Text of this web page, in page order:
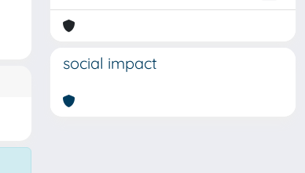
social impact